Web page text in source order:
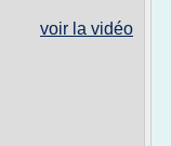
voir la vidéo